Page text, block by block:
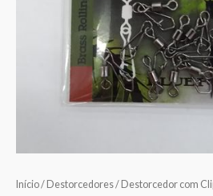
Início/ Destorcedores/ Destorcedor com